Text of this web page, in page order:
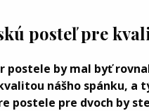
posteľ pre
postele by mal byť
nášho spánku, a
postele pre dvoch by